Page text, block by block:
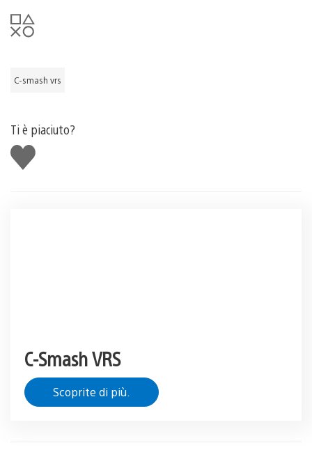
C-smash vrs
Ti è piaciuto?
Mi
piace
C-Smash VRS
Scoprite di più.